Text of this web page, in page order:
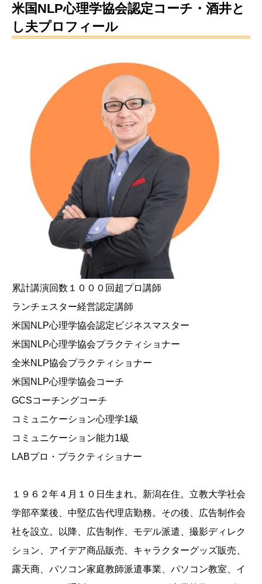
米国NLP心理学協会認定コーチ・酒井と
し夫プロフィール
累計講演回数１０００回超プロ講師
ランチェスター経営認定講師
米国NLP心理学協会認定ビジネスマスター
米国NLP心理学協会プラクティショナー
全米NLP協会プラクティショナー
米国NLP心理学協会コーチ
GCSコーチングコーチ
コミュニケーション心理学1級
コミュニケーション能力1級
LABプロ・プラクティショナー
１９６２年４月１０日生まれ。新潟在住。立教大学社会
学部卒業後、中堅広告代理店勤務。その後、広告制作会
社を設立。以降、広告制作、モデル派遣、撮影ディレク
ション、アイデア商品販売、キャラクターグッズ販売、
露天商、パソコン家庭教師派遣事業、パソコン教室、イ